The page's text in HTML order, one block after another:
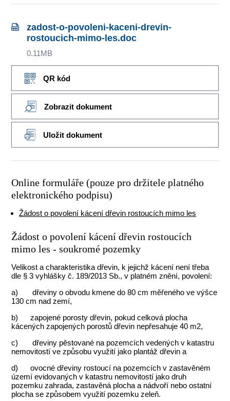
zadost-o-povoleni-kaceni-drevin-
rostoucich-mimo-les.doc
0.11MB
QR kód
Zobrazit dokument
Uložit dokument
Online formuláře (pouze pro držitele platného
elektronického podpisu)
Žádost o povolení kácení dřevin rostoucích mimo les
Žádost o povolení kácení dřevin rostoucích
mimo les - soukromé pozemky
Velikost a charakteristika dřevin, k jejichž kácení není třeba
dle § 3 vyhlášky č. 189/2013 Sb., v platném znění, povolení:
a) dřeviny o obvodu kmene do 80 cm měřeného ve výšce
130 cm nad zemí,
b) zapojené porosty dřevin, pokud celková plocha
kácených zapojených porostů dřevin nepřesahuje 40 m2,
c) dřeviny pěstované na pozemcích vedených v katastru
nemovitostí ve způsobu využití jako plantáž dřevin a
d) ovocné dřeviny rostoucí na pozemcích v zastavěném
území evidovaných v katastru nemovitostí jako druh
pozemku zahrada, zastavěná plocha a nádvoří nebo ostatní
plocha se způsobem využití pozemku zeleň.